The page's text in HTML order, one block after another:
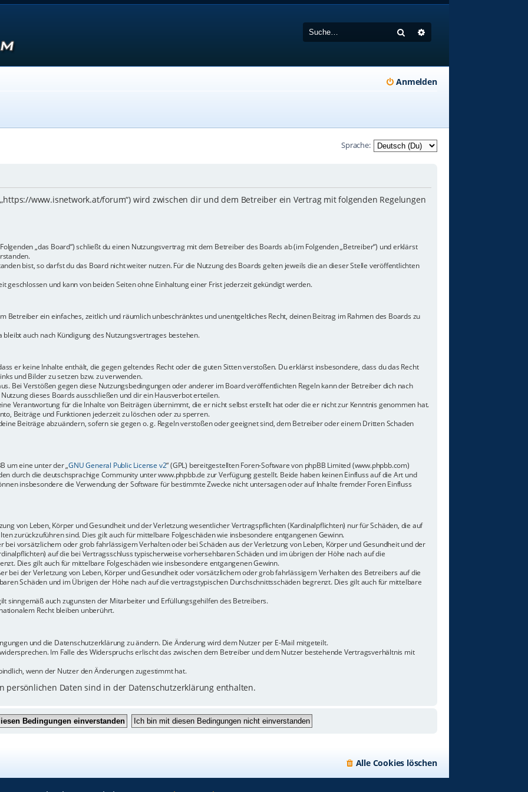
Suche
Anmelden
Sprache:
www.isnetwork.at/forum“) wird zwischen dir und dem Betreiber ein Vertrag mit folgenden Regelungen
„das Board“) schließt du einen Nutzungsvertrag mit dem Betreiber des Boards ab (im Folgenden „Betreiber“) und erklärst
bist, so darfst du das Board nicht weiter nutzen. Für die Nutzung des Boards gelten jeweils die an dieser Stelle veröffentlichten
geschlossen und kann von beiden Seiten ohne Einhaltung einer Frist jederzeit gekündigt werden.
Betreiber ein einfaches, zeitlich und räumlich unbeschränktes und unentgeltliches Recht, deinen Beitrag im Rahmen des Boards zu
auch nach Kündigung des Nutzungsvertrages bestehen.
er keine Inhalte enthält, die gegen geltendes Recht oder die guten Sitten verstoßen. Du erklärst insbesondere, dass du das Recht
und Bilder zu setzen bzw. zu verwenden.
Bei Verstößen gegen diese Nutzungsbedingungen oder anderer im Board veröffentlichten Regeln kann der Betreiber dich nach
dieses Boards ausschließen und dir ein Hausverbot erteilen.
Verantwortung für die Inhalte von Beiträgen übernimmt, die er nicht selbst erstellt hat oder die er nicht zur Kenntnis genommen hat.
Beiträge und Funktionen jederzeit zu löschen oder zu sperren.
Beiträge abzuändern, sofern sie gegen o. g. Regeln verstoßen oder geeignet sind, dem Betreiber oder einem Dritten Schaden
um eine unter der „GNU General Public License v2“ (GPL) bereitgestellten Foren-Software von phpBB Limited (www.phpbb.com)
durch die deutschsprachige Community unter www.phpbb.de zur Verfügung gestellt. Beide haben keinen Einfluss auf die Art und
insbesondere die Verwendung der Software für bestimmte Zwecke nicht untersagen oder auf Inhalte fremder Foren Einfluss
von Leben, Körper und Gesundheit und der Verletzung wesentlicher Vertragspflichten (Kardinalpflichten) nur für Schäden, die auf
zurückzuführen sind. Dies gilt auch für mittelbare Folgeschäden wie insbesondere entgangenen Gewinn.
vorsätzlichem oder grob fahrlässigem Verhalten oder bei Schäden aus der Verletzung von Leben, Körper und Gesundheit und der
auf die bei Vertragsschluss typischerweise vorhersehbaren Schäden und im übrigen der Höhe nach auf die
Dies gilt auch für mittelbare Folgeschäden wie insbesondere entgangenen Gewinn.
bei der Verletzung von Leben, Körper und Gesundheit oder vorsätzlichem oder grob fahrlässigem Verhalten des Betreibers auf die
Schäden und im Übrigen der Höhe nach auf die vertragstypischen Durchschnittsschäden begrenzt. Dies gilt auch für mittelbare
sinngemäß auch zugunsten der Mitarbeiter und Erfüllungsgehilfen des Betreibers.
Recht bleiben unberührt.
und die Datenschutzerklärung zu ändern. Die Änderung wird dem Nutzer per E-Mail mitgeteilt.
Im Falle des Widerspruchs erlischt das zwischen dem Betreiber und dem Nutzer bestehende Vertragsverhältnis mit
wenn der Nutzer den Änderungen zugestimmt hat.
Daten sind in der Datenschutzerklärung enthalten.
Alle Cookies löschen